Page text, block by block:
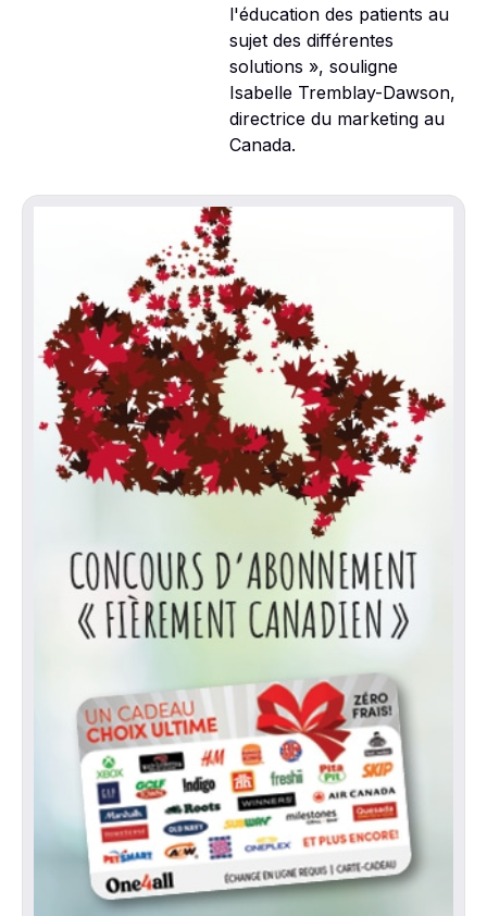
l'éducation des patients au
sujet des différentes
solutions », souligne
Isabelle Tremblay-Dawson,
directrice du marketing au
Canada.